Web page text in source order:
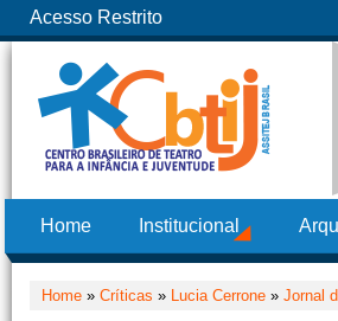
Acesso Restrito
Home Institucional
Home » Críticas » Lucia Cerrone » Jornal